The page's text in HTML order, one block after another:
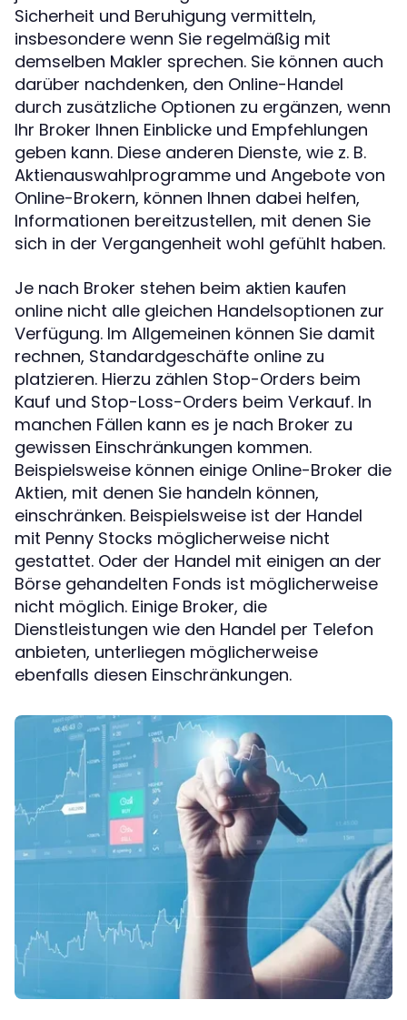
Sicherheit und Beruhigung vermitteln,
insbesondere wenn Sie regelmäßig mit
demselben Makler sprechen. Sie können auch
darüber nachdenken, den Online-Handel
durch zusätzliche Optionen zu ergänzen, wenn
Ihr Broker Ihnen Einblicke und Empfehlungen
geben kann. Diese anderen Dienste, wie z. B.
Aktienauswahlprogramme und Angebote von
Online-Brokern, können Ihnen dabei helfen,
Informationen bereitzustellen, mit denen Sie
sich in der Vergangenheit wohl gefühlt haben.
Je nach Broker stehen beim aktien kaufen
online nicht alle gleichen Handelsoptionen zur
Verfügung. Im Allgemeinen können Sie damit
rechnen, Standardgeschäfte online zu
platzieren. Hierzu zählen Stop-Orders beim
Kauf und Stop-Loss-Orders beim Verkauf. In
manchen Fällen kann es je nach Broker zu
gewissen Einschränkungen kommen.
Beispielsweise können einige Online-Broker die
Aktien, mit denen Sie handeln können,
einschränken. Beispielsweise ist der Handel
mit Penny Stocks möglicherweise nicht
gestattet. Oder der Handel mit einigen an der
Börse gehandelten Fonds ist möglicherweise
nicht möglich. Einige Broker, die
Dienstleistungen wie den Handel per Telefon
anbieten, unterliegen möglicherweise
ebenfalls diesen Einschränkungen.